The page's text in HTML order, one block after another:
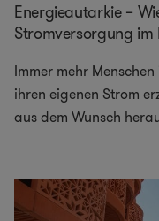
Energieautarkie –
Stromversorgung im
Immer mehr
ihren eigenen Strom
aus dem Wunsch